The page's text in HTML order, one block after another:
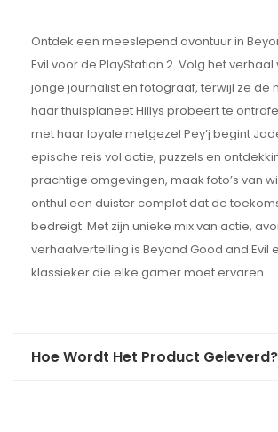
Ontdek een meeslepend avontuur in
Evil voor de PlayStation 2. Volg het
jonge journalist en fotograaf, terwijl ze de
haar thuisplaneet Hillys probeert te
met haar loyale metgezel Pey’j begint
epische reis vol actie, puzzels en
prachtige omgevingen, maak foto’s van
onthul een duister complot dat de
bedreigt. Met zijn unieke mix van actie,
verhaalvertelling is Beyond Good and Evil
klassieker die elke gamer moet ervaren.
Hoe Wordt Het Product Geleverd?